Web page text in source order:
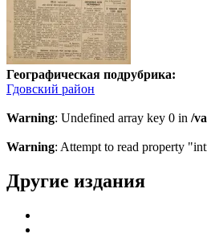
Географическая подрубрика:
Гдовский район
Warning: Undefined array key 0 in /
Warning: Attempt to read property
Другие издания